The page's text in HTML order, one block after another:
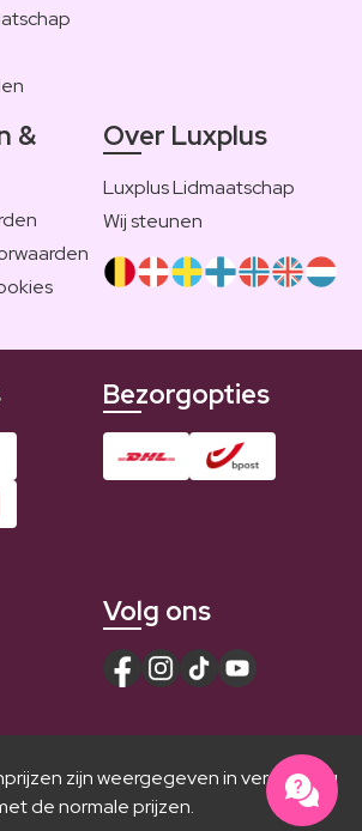
&
Over Luxplus
Luxplus Lidmaatschap
Wij steunen
Bezorgopties
Volg ons
zijn weergegeven in vergelijking
de normale prijzen.